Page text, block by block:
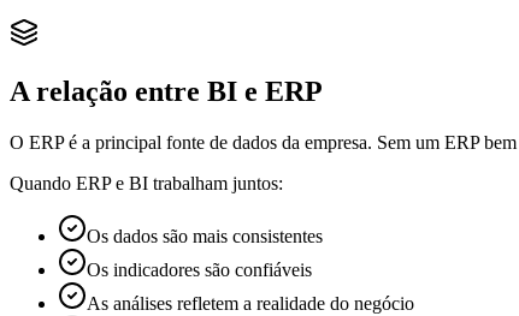
A relação entre BI e ERP
O ERP é a principal fonte de dados da empresa. Sem um ERP
Quando ERP e BI trabalham juntos:
Os dados são mais consistentes
Os indicadores são confiáveis
As análises refletem a realidade do negócio